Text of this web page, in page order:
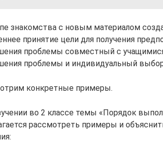
знакомства с новым материалом
принятие цели для получения
проблемы совместный с
проблемы и индивидуальный
конкретные примеры.
во 2 классе темы «Порядок
рассмотреть примеры и